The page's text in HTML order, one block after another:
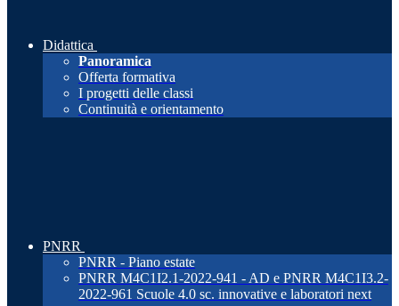
Didattica
Panoramica
Offerta formativa
I progetti delle classi
Continuità e orientamento
PNRR
PNRR - Piano estate
PNRR M4C1I2.1-2022-941 - AD e PNRR M4C1I3.2-
2022-961 Scuole 4.0 sc. innovative e laboratori next